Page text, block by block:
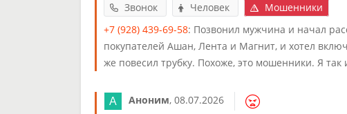
Звонок
Человек
Мошенники
+7 (928) 439-69-58: Позвонил мужчина и начал
покупателей Ашан, Лента и Магнит, и хотел
же повесил трубку. Похоже, это мошенники. Я
Аноним, 08.07.2026